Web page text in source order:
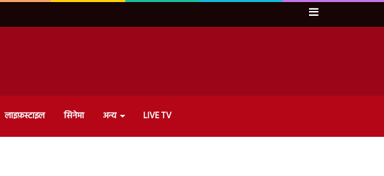
Sidebar
लाइफ़स्टाइल सिनेमा अन्य LIVE TV